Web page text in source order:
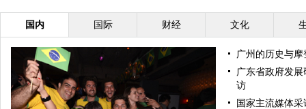
国内 国际 财经 文化
广州的历史与
广东省政府发
访
国家主流媒体